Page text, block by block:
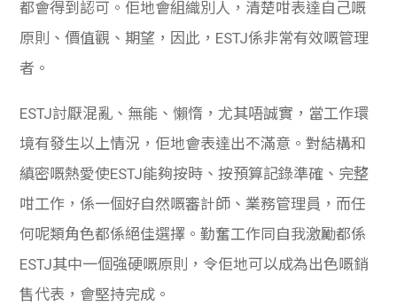
都會得到認可。佢地會組織別人，清楚咁表達自己嘅
原則、價值觀、期望，因此，ESTJ係非常有效嘅管理
者。
ESTJ討厭混亂、無能、懶惰，尤其唔誠實，當工作環
境有發生以上情況，佢地會表達出不滿意。對結構和
縝密嘅熱愛使ESTJ能夠按時、按預算記錄準確、完整
咁工作，係一個好自然嘅審計師、業務管理員，而任
何呢類角色都係絕佳選擇。勤奮工作同自我激勵都係
ESTJ其中一個強硬嘅原則，令佢地可以成為出色嘅銷
售代表，會堅持完成。